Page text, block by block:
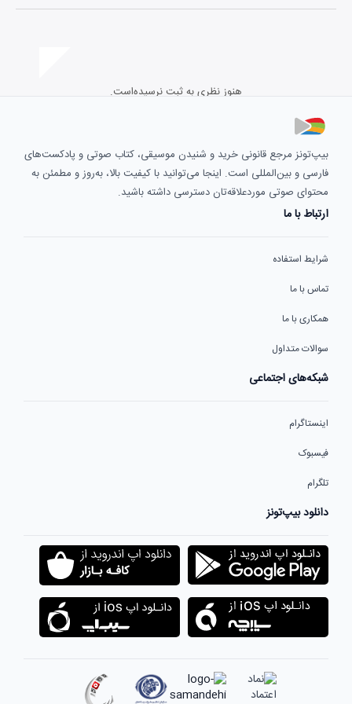
هنوز نظری به ثبت نرسیده‌است.
بیپ‌تونز مرجع قانونی خرید و شنیدن موسیقی، کتاب صوتی و پادکست‌های
فارسی و بین‌المللی است. اینجا می‌توانید با کیفیت بالا، به‌روز و مطمئن به
محتوای صوتی موردعلاقه‌تان دسترسی داشته باشید.
ارتباط با ما
شرایط استفاده
تماس با ما
همکاری با ما
سوالات متداول
شبکه‌های اجتماعی
اینستاگرام
فیسبوک
تلگرام
دانلود بیپ‌تونز